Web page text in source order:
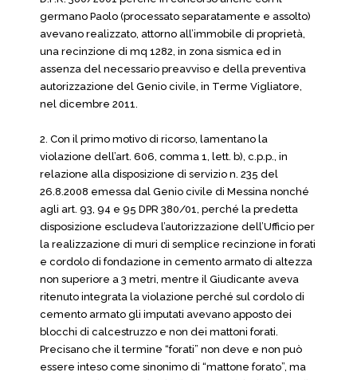
germano Paolo (processato separatamente e assolto)
avevano realizzato, attorno all’immobile di proprietà,
una recinzione di mq 1282, in zona sismica ed in
assenza del necessario preavviso e della preventiva
autorizzazione del Genio civile, in Terme Vigliatore,
nel dicembre 2011.
2. Con il primo motivo di ricorso, lamentano la
violazione dell’art. 606, comma 1, lett. b), c.p.p., in
relazione alla disposizione di servizio n. 235 del
26.8.2008 emessa dal Genio civile di Messina nonché
agli art. 93, 94 e 95 DPR 380/01, perché la predetta
disposizione escludeva l’autorizzazione dell’Ufficio per
la realizzazione di muri di semplice recinzione in forati
e cordolo di fondazione in cemento armato di altezza
non superiore a 3 metri, mentre il Giudicante aveva
ritenuto integrata la violazione perché sul cordolo di
cemento armato gli imputati avevano apposto dei
blocchi di calcestruzzo e non dei mattoni forati.
Precisano che il termine “forati” non deve e non può
essere inteso come sinonimo di “mattone forato”, ma